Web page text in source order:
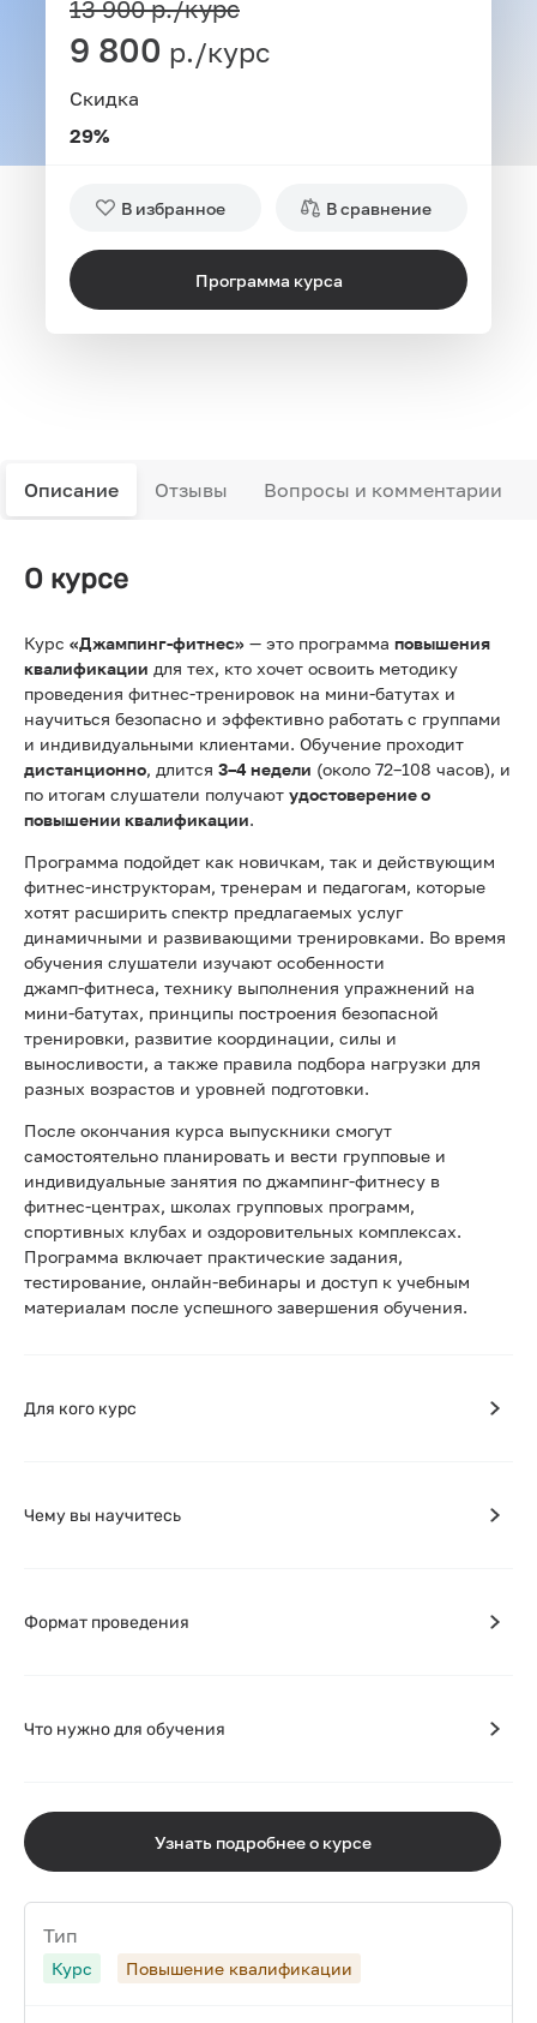
13 900р./курс
9 800 р./курс
Скидка
29%
В избранное В сравнение
Программа курса
Описание Отзывы Вопросы и комментарии
О курсе
Курс «Джампинг‑фитнес» — это программа повышения
квалификации для тех, кто хочет освоить методику
проведения фитнес‑тренировок на мини‑батутах и
научиться безопасно и эффективно работать с группами
и индивидуальными клиентами. Обучение проходит
дистанционно, длится 3–4 недели (около 72–108 часов), и
по итогам слушатели получают удостоверение о
повышении квалификации.
Программа подойдет как новичкам, так и действующим
фитнес‑инструкторам, тренерам и педагогам, которые
хотят расширить спектр предлагаемых услуг
динамичными и развивающими тренировками. Во время
обучения слушатели изучают особенности
джамп‑фитнеса, технику выполнения упражнений на
мини‑батутах, принципы построения безопасной
тренировки, развитие координации, силы и
выносливости, а также правила подбора нагрузки для
разных возрастов и уровней подготовки.
После окончания курса выпускники смогут
самостоятельно планировать и вести групповые и
индивидуальные занятия по джампинг‑фитнесу в
фитнес‑центрах, школах групповых программ,
спортивных клубах и оздоровительных комплексах.
Программа включает практические задания,
тестирование, онлайн‑вебинары и доступ к учебным
материалам после успешного завершения обучения.
Для кого курс
Чему вы научитесь
Формат проведения
Что нужно для обучения
Узнать подробнее о курсе
Тип
Курс Повышение квалификации